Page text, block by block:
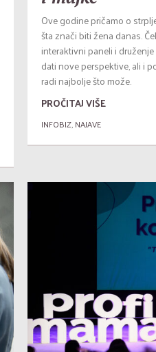
Ove godine pričamo o
šta znači biti žena danas.
interaktivni paneli i
dati nove perspektive, ali i
radi najbolje što može.
PROČITAJ VIŠE
INFOBIZ,NAJAVE